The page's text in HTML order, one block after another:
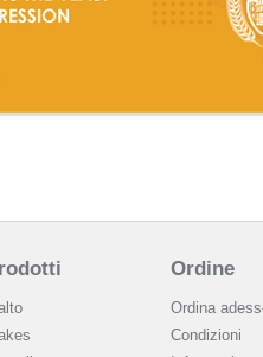
Ordine
Ordina
Condizioni